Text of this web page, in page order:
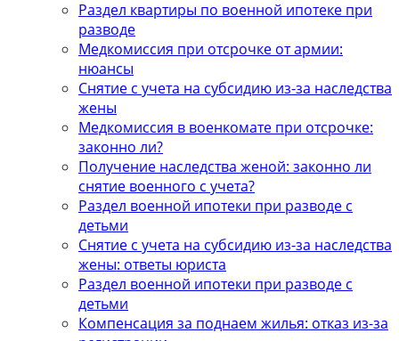
Раздел квартиры по военной ипотеке при
разводе
Медкомиссия при отсрочке от армии:
нюансы
Снятие с учета на субсидию из-за наследства
жены
Медкомиссия в военкомате при отсрочке:
законно ли?
Получение наследства женой: законно ли
снятие военного с учета?
Раздел военной ипотеки при разводе с
детьми
Снятие с учета на субсидию из-за наследства
жены: ответы юриста
Раздел военной ипотеки при разводе с
детьми
Компенсация за поднаем жилья: отказ из-за